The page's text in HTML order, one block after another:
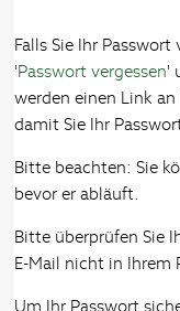
Falls Sie Ihr
'Passwort vergessen'
werden einen Link
damit Sie Ihr
Bitte beachten: Sie
bevor er abläuft.
Bitte überprüfen Sie
E-Mail nicht in Ihrem
Um Ihr Passwort